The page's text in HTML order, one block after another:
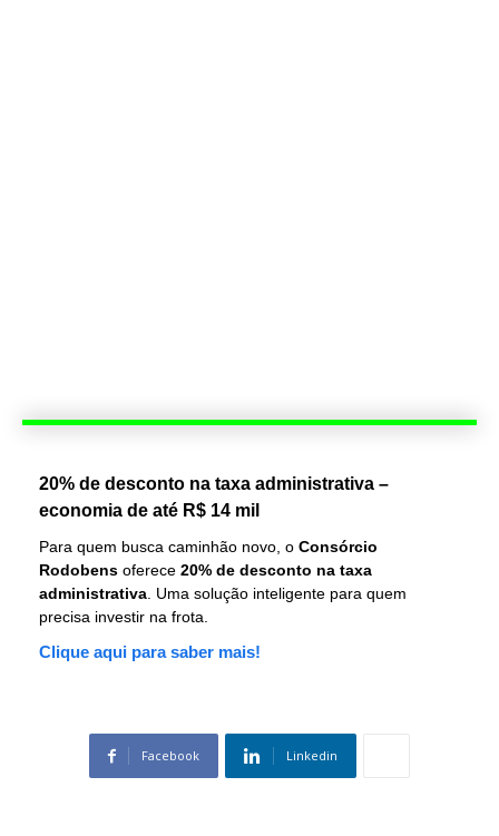
20% de desconto na taxa administrativa –
economia de até R$ 14 mil
Para quem busca caminhão novo, o Consórcio
Rodobens oferece 20% de desconto na taxa
administrativa . Uma solução inteligente para quem
precisa investir na frota.
Clique aqui para saber mais!
Facebook Linkedin